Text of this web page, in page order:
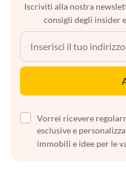
Iscriviti alla nostra
consigli degli insider
Vorrei ricevere
esclusive e
immobili e idee per le